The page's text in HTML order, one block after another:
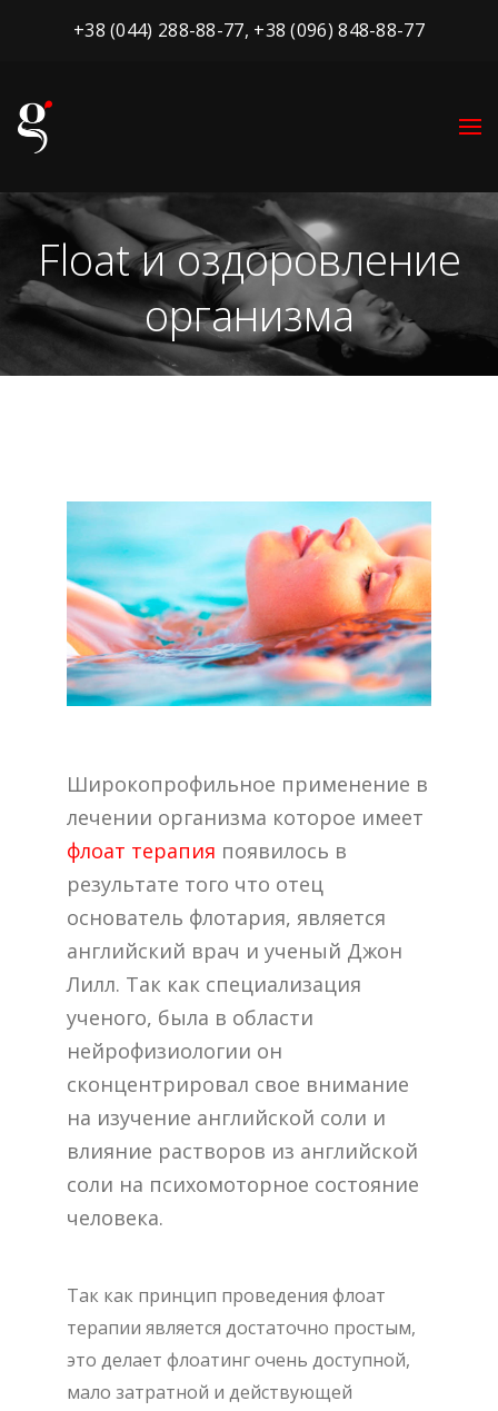
+38 (044) 288-88-77, +38 (096) 848-88-77
Float и оздоровление
организма
Широкопрофильное применение в
лечении организма которое имеет
флоат терапия появилось в
результате того что отец
основатель флотария, является
английский врач и ученый Джон
Лилл. Так как специализация
ученого, была в области
нейрофизиологии он
сконцентрировал свое внимание
на изучение английской соли и
влияние растворов из английской
соли на психомоторное состояние
человека.
Так как принцип проведения флоат
терапии является достаточно простым,
это делает флоатинг очень доступной,
мало затратной и действующей